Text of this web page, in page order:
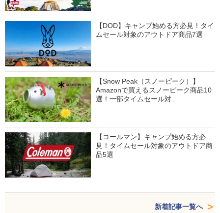
【DOD】キャンプ始める方必見！タイ
ムセール対象のアウトドア商品7選
【Snow Peak（スノーピーク）】
Amazonで買えるスノーピーク商品10
選！一部タイムセール対…
【コールマン】キャンプ始める方必
見！タイムセール対象のアウトドア商
品5選
新着記事一覧へ